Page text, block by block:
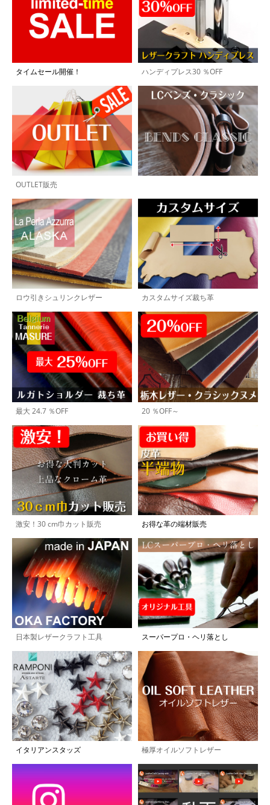
タイムセール開催！ ハンディプレス30 ％OFF
OUTLET販売
ロウ引きシュリンクレザー カスタムサイズ裁ち革
最大 24.7 ％OFF 20 ％OFF～
激安！30 cm巾カット販売 お得な革の端材販売
日本製レザークラフト工具 スーパープロ・ヘリ落とし
イタリアンスタッズ 極厚オイルソフトレザー